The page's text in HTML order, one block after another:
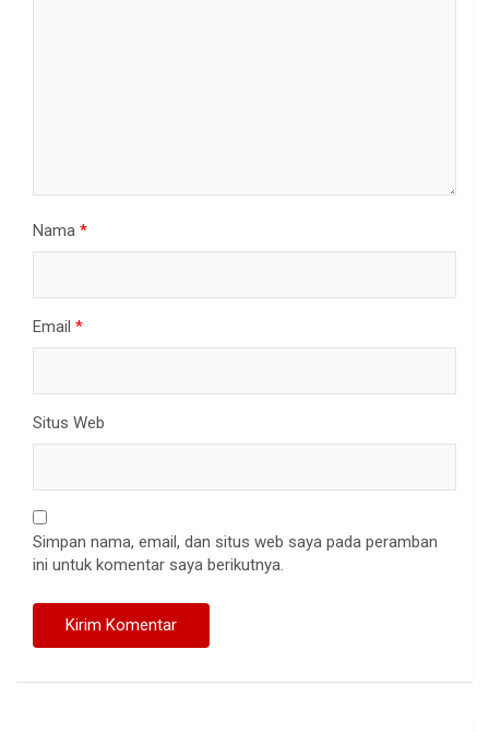
Nama *
Email *
Situs Web
Simpan nama, email, dan situs web saya pada peramban
ini untuk komentar saya berikutnya.